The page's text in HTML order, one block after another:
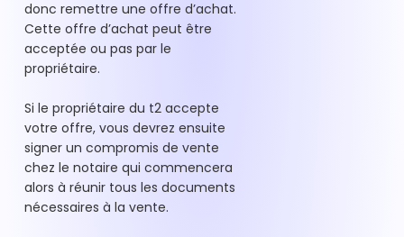
donc remettre une offre d’achat.
Cette offre d’achat peut être
acceptée ou pas par le
propriétaire.
Si le propriétaire du t2 accepte
votre offre, vous devrez ensuite
signer un compromis de vente
chez le notaire qui commencera
alors à réunir tous les documents
nécessaires à la vente.